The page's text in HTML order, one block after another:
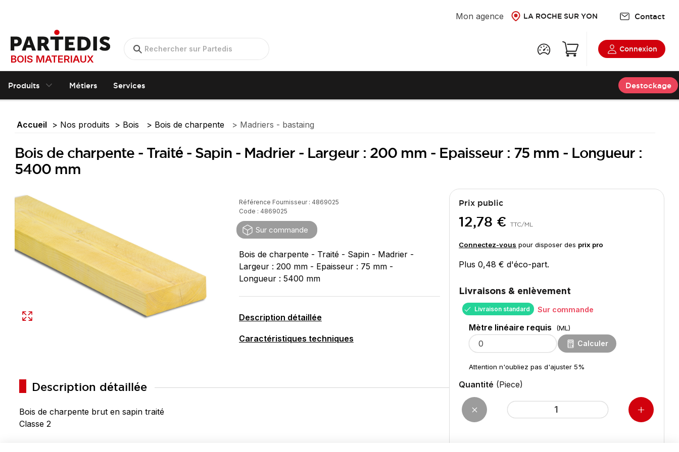
Mon agence LA ROCHE SUR YON Contact
BOIS MATERIAUX
Connexion
Produits Métiers Services Destockage
Accueil Nos produits Bois Bois de charpente Madriers - bastaing
Bois de charpente - Traité - Sapin - Madrier - Largeur : 200 mm - Epaisseur : 75 mm - Longueur :
5400 mm
Référence Fournisseur : 4869025
Code : 4869025
Sur commande
Bois de charpente - Traité - Sapin - Madrier -
Largeur : 200 mm - Epaisseur : 75 mm -
Longueur : 5400 mm
Description détaillée
Caractéristiques techniques
Description détaillée
Bois de charpente brut en sapin traité
Classe 2
Prix public
12,78 € TTC/ML
Connectez-vous pour disposer des prix pro
Plus 0,48 € d'éco-part.
Livraisons & enlèvement
Livraison standard Sur commande
Mètre linéaire requis (ML)
Calculer
Attention n'oubliez pas d'ajuster 5%
Quantité (Piece)